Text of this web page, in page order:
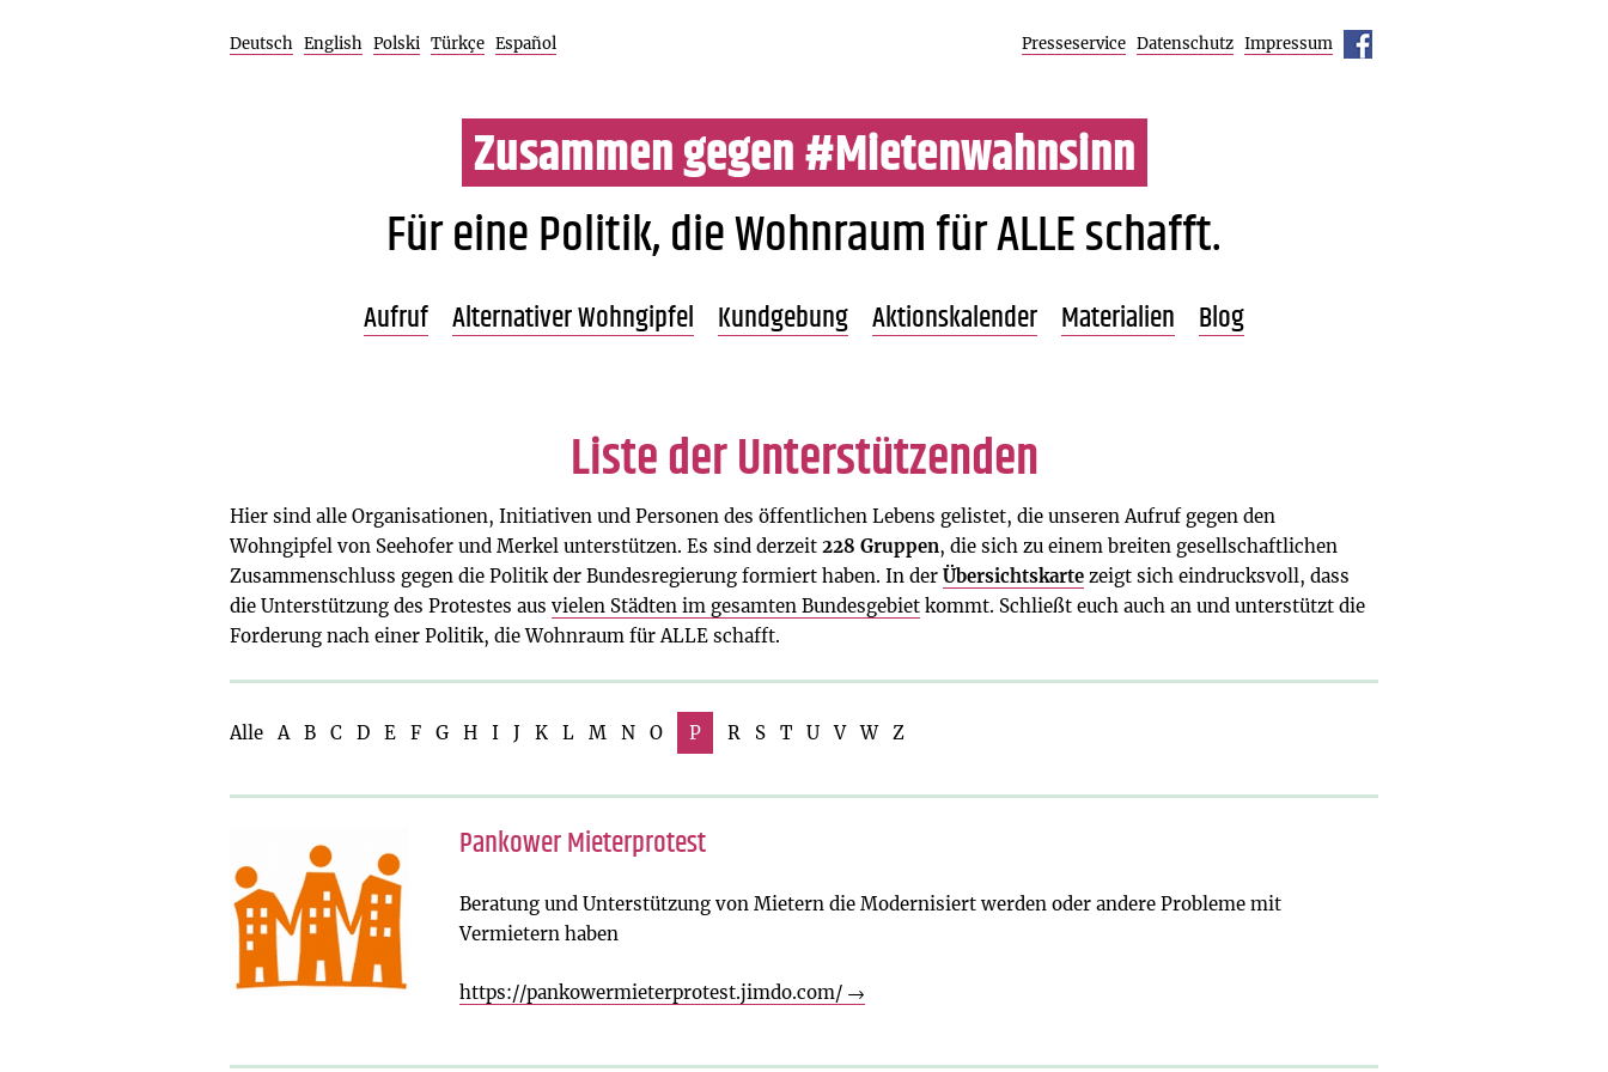
Deutsch English Polski Türkçe Español Presseservice Datenschutz Impressum
Zusammen gegen #Mietenwahnsinn
Für eine Politik, die Wohnraum für ALLE schafft.
Inhalt
springen
Aufruf Alternativer Wohngipfel
Ergebnisse
Kundgebung Aktionskalender Materialien
Blog
Liste der Unterstützenden
Hier sind alle Organisationen, Initiativen und Personen des öffentlichen Lebens gelistet, die unseren Aufruf gegen den
Wohngipfel von Seehofer und Merkel unterstützen. Es sind derzeit 228 Gruppen, die sich zu einem breiten gesellschaftlichen
Zusammenschluss gegen die Politik der Bundesregierung formiert haben. In der Übersichtskarte zeigt sich eindrucksvoll, dass
die Unterstützung des Protestes aus vielen Städten im gesamten Bundesgebiet kommt. Schließt euch auch an und unterstützt die
Forderung nach einer Politik, die Wohnraum für ALLE schafft.
Alle A B C D E F G H I J K L M N O P R S T U V W Z
Pankower Mieterprotest
Beratung und Unterstützung von Mietern die Modernisiert werden oder andere Probleme mit
Vermietern haben
https://pankowermieterprotest.jimdo.com/ →